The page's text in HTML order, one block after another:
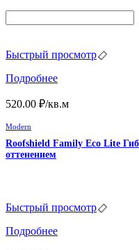
Быстрый просмотр
Подробнее
520.00 ₽/кв.м
Modern
Roofshield Family Eco Lite
оттенением
Быстрый просмотр
Подробнее